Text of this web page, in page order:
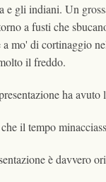
e gli indiani. Un
a fusti che
a mo' di cortinaggio
il freddo.
ha avuto
il tempo
è davvero